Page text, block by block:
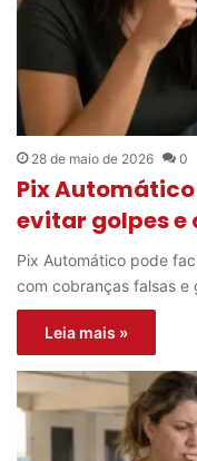
28 de maio de 2026 0
Pix
evitar golpes
Pix Automático pode
com cobranças falsas e
Leia mais »